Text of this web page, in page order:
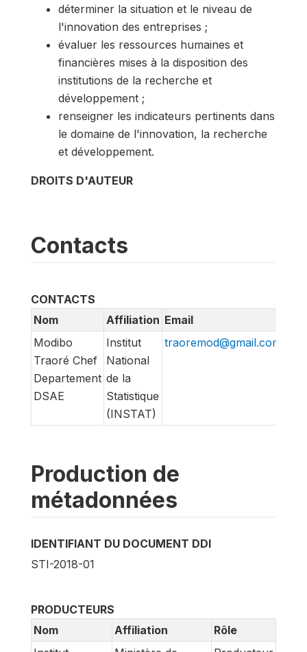
déterminer la situation et le niveau de
l'innovation des entreprises ;
évaluer les ressources humaines et
financières mises à la disposition des
institutions de la recherche et
développement ;
renseigner les indicateurs pertinents dans
le domaine de l'innovation, la recherche
et développement.
DROITS D'AUTEUR
Contacts
CONTACTS
Nom
Affiliation Email
Modibo
Traoré Chef
Departement
DSAE
Institut
National
de la
Statistique
(INSTAT)
traoremod@gmail.com
Production de
métadonnées
IDENTIFIANT DU DOCUMENT DDI
STI-2018-01
PRODUCTEURS
Nom
Affiliation
Rôle